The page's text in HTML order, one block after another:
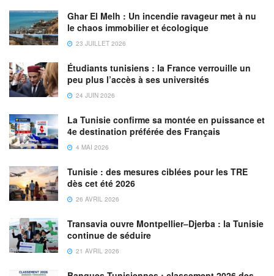
Ghar El Melh : Un incendie ravageur met à nu
le chaos immobilier et écologique
23 JUILLET 2026
Étudiants tunisiens : la France verrouille un
peu plus l’accès à ses universités
24 JUIN 2026
La Tunisie confirme sa montée en puissance et
4e destination préférée des Français
4 MAI 2026
Tunisie : des mesures ciblées pour les TRE
dès cet été 2026
26 AVRIL 2026
Transavia ouvre Montpellier–Djerba : la Tunisie
continue de séduire
21 AVRIL 2026